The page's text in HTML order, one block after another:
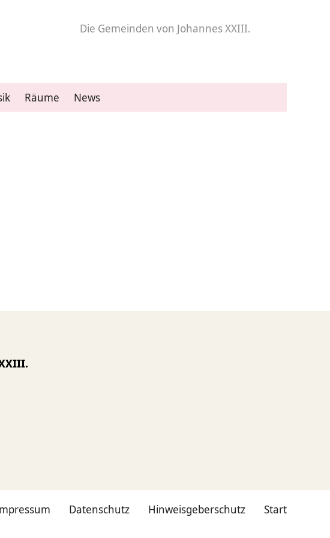
Die Gemeinden von Johannes XXIII.
Räume News
Datenschutz Hinweisgeberschutz Start